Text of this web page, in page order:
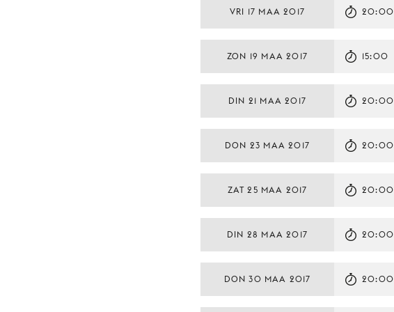
VRI 17 MAA 2017 20:00
ZON 19 MAA 2017 15:00
DIN 21 MAA 2017 20:00
DON 23 MAA 2017 20:00
ZAT 25 MAA 2017 20:00
DIN 28 MAA 2017 20:00
DON 30 MAA 2017 20:00